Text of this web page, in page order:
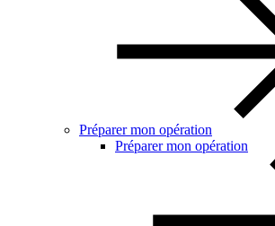
Préparer mon opération
Préparer mon opération